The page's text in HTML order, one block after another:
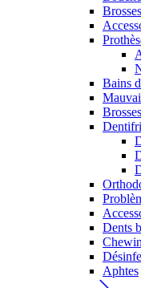
Bains
Dents
Aphtes